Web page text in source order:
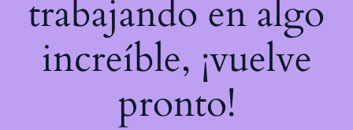
trabajando en algo
increíble, ¡vuelve
pronto!